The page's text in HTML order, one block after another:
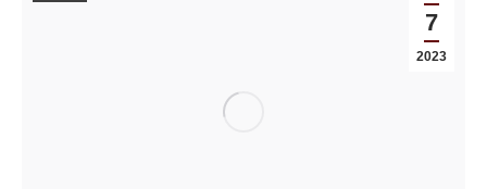
7
2023